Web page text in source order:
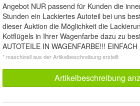
Angebot NUR passend für Kunden die
Stunden ein Lackiertes Autoteil bei uns
dieser Auktion die Möglichkeit die
Kotflügels in Ihrer Wagenfarbe dazu zu
AUTOTEILE IN WAGENFARBE!!! EINFACH
* maschinell aus der Artikelbeschreibung erstellt
Artikelbeschreibung